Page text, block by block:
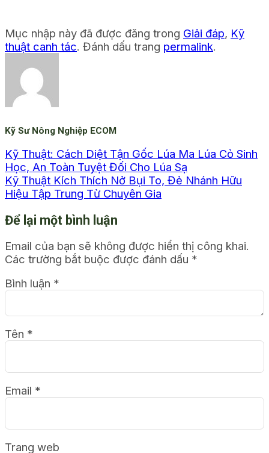
Mục nhập này đã được đăng trong Giải đáp, Kỹ
thuật canh tác. Đánh dấu trang permalink.
Kỹ Sư Nông Nghiệp ECOM
Kỹ Thuật: Cách Diệt Tận Gốc Lúa Ma Lúa Cỏ Sinh
Học, An Toàn Tuyệt Đối Cho Lúa Sạ
Kỹ Thuật Kích Thích Nở Bụi To, Đẻ Nhánh Hữu
Hiệu Tập Trung Từ Chuyên Gia
Để lại một bình luận
Email của bạn sẽ không được hiển thị công khai.
Các trường bắt buộc được đánh dấu *
Bình luận *
Tên *
Email *
Trang web